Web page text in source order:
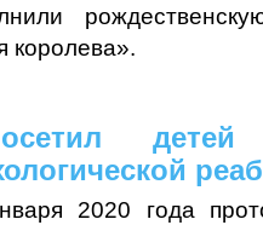
королева».
2020 года